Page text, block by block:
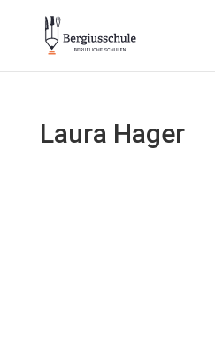
Laura Hager